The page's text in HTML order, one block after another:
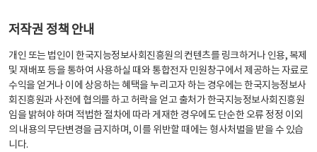
저작권 정책 안내
개인 또는 법인이 한국지능정보사회진흥원의 컨텐츠를 링크하거나 인용, 복제
및 재배포 등을 통하여 사용하실 때와 통합전자 민원창구에서 제공하는 자료로
수익을 얻거나 이에 상응하는 혜택을 누리고자 하는 경우에는 한국지능정보사
회진흥원과 사전에 협의를 하고 허락을 얻고 출처가 한국지능정보사회진흥원
임을 밝혀야 하며 적법한 절차에 따라 게재한 경우에도 단순한 오류 정정 이외
의 내용의 무단변경을 금지하며, 이를 위반할 때에는 형사처벌을 받을 수 있습
니다.